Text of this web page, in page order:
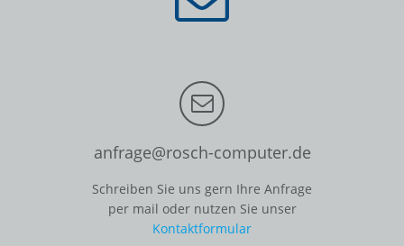
anfrage@rosch-computer.de
Schreiben Sie uns gern Ihre Anfrage
per mail oder nutzen Sie unser
Kontaktformular